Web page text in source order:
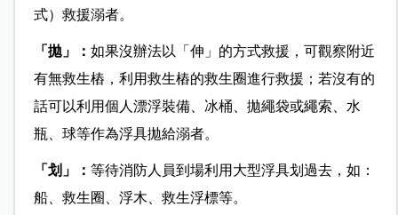
式）救援溺者。
「拋」： 如果沒辦法以「伸」的方式救援，可觀察附近
有無救生樁，利用救生樁的救生圈進行救援；若沒有的
話可以利用個人漂浮裝備、冰桶、拋繩袋或繩索、水
瓶、球等作為浮具拋給溺者。
「划」： 等待消防人員到場利用大型浮具划過去，如：
船、救生圈、浮木、救生浮標等。